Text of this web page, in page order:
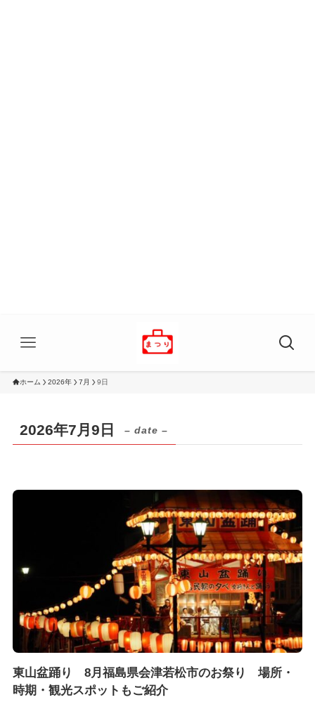
ホーム 2026年 7月 9日
2026年7月9日 – date –
東山盆踊り 8月福島県会津若松市のお祭り 場所・
時期・観光スポットもご紹介